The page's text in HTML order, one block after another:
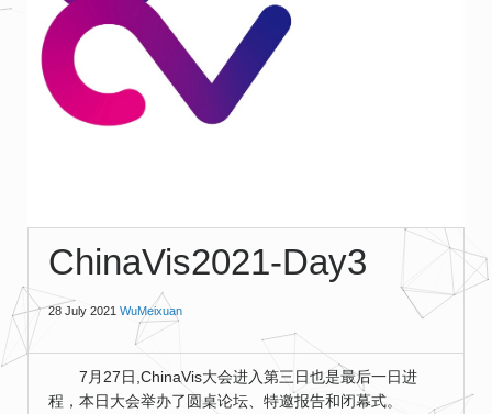
ChinaVis2021-Day3
28 July 2021 WuMeixuan
7月27日,ChinaVis大会进入第三日也是最后一日进
程，本日大会举办了圆桌论坛、特邀报告和闭幕式。